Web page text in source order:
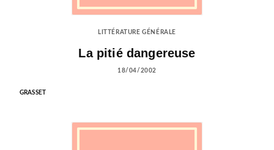
LITTÉRATURE GÉNÉRALE
La pitié dangereuse
18/04/2002
GRASSET